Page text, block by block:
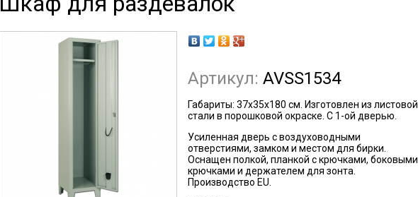
Артикул: AVSS1534
Габариты: 37х35х180 см. Изготовлен из листовой
стали в порошковой окраске. С 1-ой дверью.
Усиленная дверь с воздуховодными
отверстиями, замком и местом для бирки.
Оснащен полкой, планкой с крючками, боковыми
крючками и держателем для зонта.
Производство EU.